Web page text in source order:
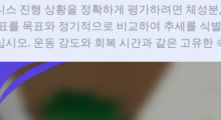
스 진행 상황을 정확하게 평가하려면 체성
를 목표와 정기적으로 비교하여 추세를 식
시오. 운동 강도와 회복 시간과 같은 고유